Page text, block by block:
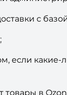
с
какие-
товары в